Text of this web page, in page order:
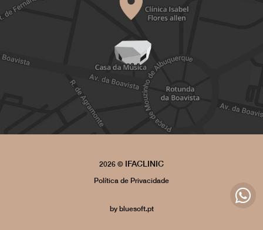
2026 © IFACLINIC
Política de Privacidade
by bluesoft.pt